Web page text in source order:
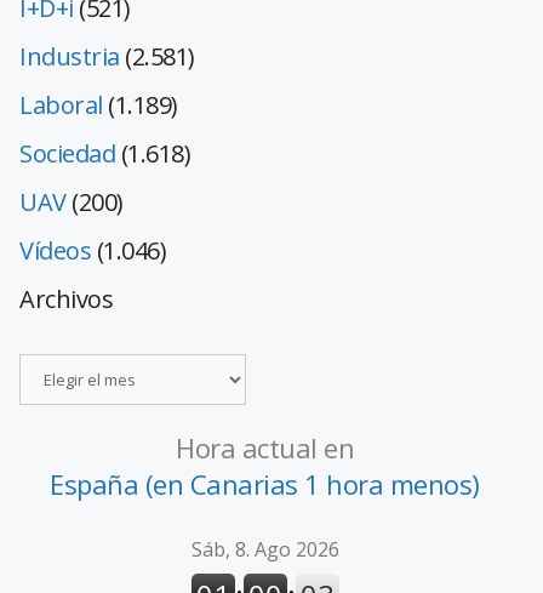
I+D+i (521)
Industria (2.581)
Laboral (1.189)
Sociedad (1.618)
UAV(200)
Vídeos (1.046)
Archivos
Hora actual en
España (en Canarias 1 hora menos)